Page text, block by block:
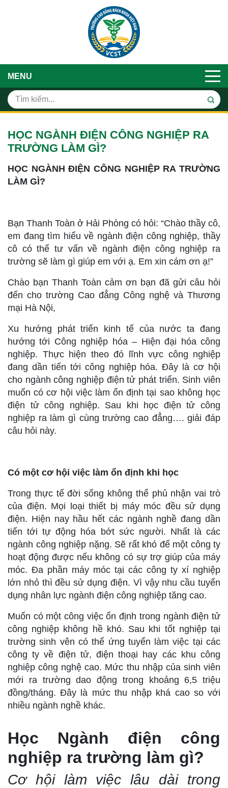
MENU
HỌC NGÀNH ĐIỆN CÔNG NGHIỆP RA
TRƯỜNG LÀM GÌ?
HỌC NGÀNH ĐIỆN CÔNG NGHIỆP RA TRƯỜNG
LÀM GÌ?
Bạn Thanh Toàn ở Hải Phòng có hỏi: “Chào thầy cô,
em đang tìm hiểu về ngành điện công nghiệp, thầy
cô có thể tư vấn về ngành điện công nghiệp ra
trường sẽ làm gì giúp em với ạ. Em xin cám ơn ạ!”
Chào bạn Thanh Toàn cảm ơn bạn đã gửi câu hỏi
đến cho trường Cao đẳng Công nghệ và Thương
mại Hà Nội,
Xu hướng phát triển kinh tế của nước ta đang
hướng tới Công nghiệp hóa – Hiện đại hóa công
nghiệp. Thực hiện theo đó lĩnh vực công nghiệp
đang dần tiến tới công nghiệp hóa. Đây là cơ hội
cho ngành công nghiệp điện tử phát triển. Sinh viên
muốn có cơ hội việc làm ổn định tại sao không học
điện tử công nghiệp. Sau khi học điện tử công
nghiệp ra làm gì cùng trường cao đẳng…. giải đáp
câu hỏi này.
Có một cơ hội việc làm ổn định khi học
Trong thực tế đời sống không thể phủ nhận vai trò
của điện. Mọi loại thiết bị máy móc đều sử dụng
điện. Hiện nay hầu hết các ngành nghề đang dần
tiến tới tự động hóa bớt sức người. Nhất là các
ngành công nghiệp nặng. Sẽ rất khó để một công ty
hoạt động được nếu không có sự trợ giúp của máy
móc. Đa phần máy móc tại các công ty xí nghiệp
lớn nhỏ thì đều sử dụng điện. Vì vậy nhu cầu tuyển
dụng nhân lực ngành điện công nghiệp tăng cao.
Muốn có một công việc ổn định trong ngành điện tử
công nghiệp không hề khó. Sau khi tốt nghiệp tại
trường sinh vên có thể ứng tuyển làm việc tại các
công ty về điện tử, điện thoại hay các khu công
nghiệp công nghệ cao. Mức thu nhập của sinh viên
mới ra trường dao động trong khoảng 6,5 triệu
đồng/tháng. Đây là mức thu nhập khá cao so với
nhiều ngành nghề khác.
Học Ngành điện công
nghiệp ra trường làm gì?
Cơ hội làm việc lâu dài trong